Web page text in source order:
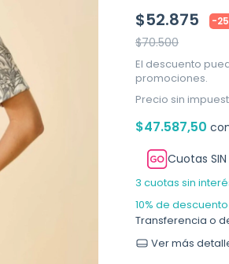
$52.875 -25
$70.500
El descuento
promociones.
Precio sin
$47.587,50
Cuotas
3 cuotas sin
10% de descuento
Transferencia o
Ver más